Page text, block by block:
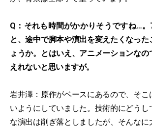
Q：それも時間がかかりそうですね…
と、途中で脚本や演出を変えたくなった
ょうか。とはいえ、アニメーションな
えれないと思いますが。
岩井澤：原作がベースにあるので、そこ
いようにしていました。技術的にどうし
な演出は削ぎ落としましたが、そんなに